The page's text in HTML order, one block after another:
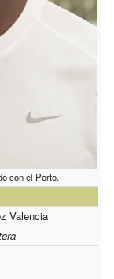
con el Porto.
Valencia